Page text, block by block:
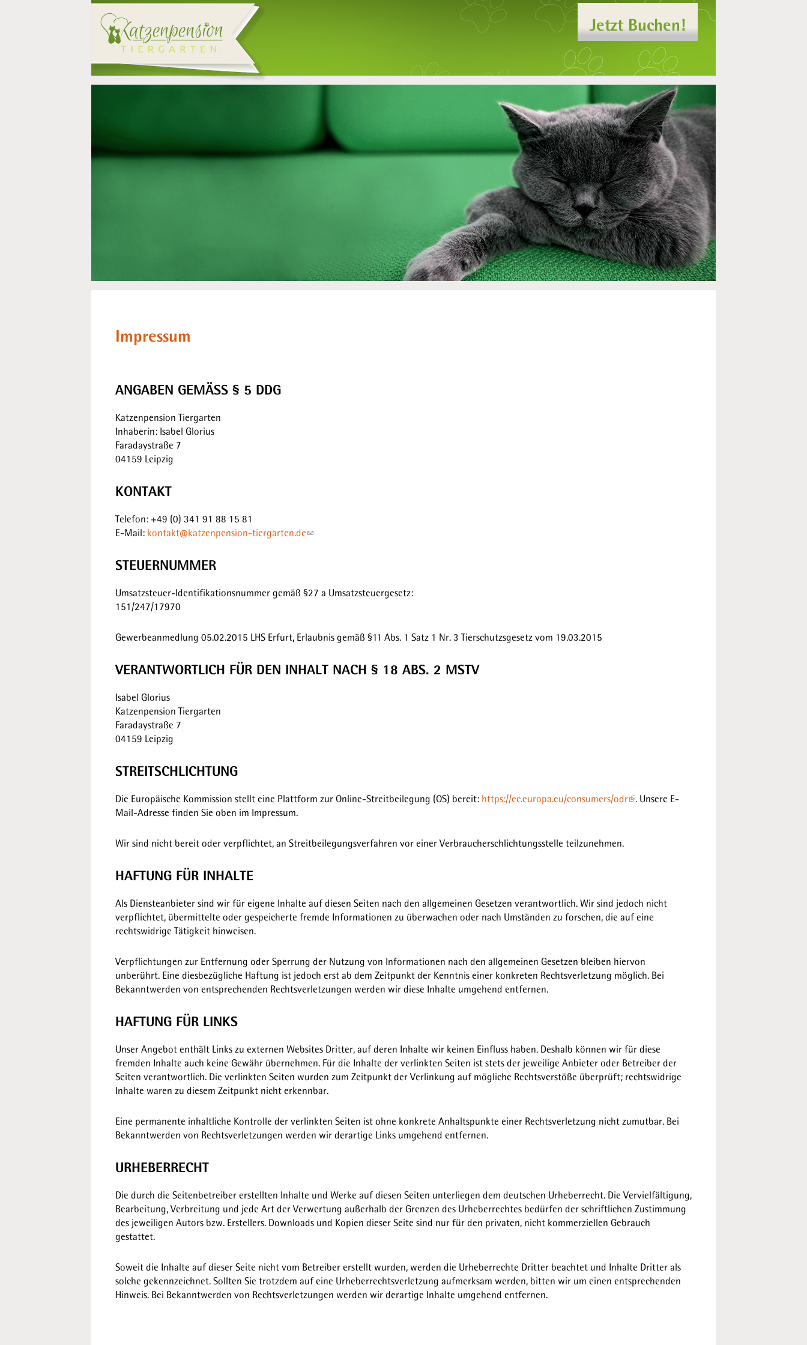
Jetzt Buchen!
Impressum
ANGABEN GEMÄSS § 5 DDG
Katzenpension Tiergarten
Inhaberin: Isabel Glorius
Faradaystraße 7
04159 Leipzig
KONTAKT
Telefon: +49 (0) 341 91 88 15 81
E-Mail: kontakt@katzenpension-tiergarten.de
STEUERNUMMER
Umsatzsteuer-Identifikationsnummer gemäß §27 a Umsatzsteuergesetz:
151/247/17970
Gewerbeanmedlung 05.02.2015 LHS Erfurt, Erlaubnis gemäß §11 Abs. 1 Satz 1 Nr. 3 Tierschutzsgesetz vom 19.03.2015
VERANTWORTLICH FÜR DEN INHALT NACH § 18 ABS. 2 MSTV
Isabel Glorius
Katzenpension Tiergarten
Faradaystraße 7
04159 Leipzig
STREITSCHLICHTUNG
Die Europäische Kommission stellt eine Plattform zur Online-Streitbeilegung (OS) bereit: https://ec.europa.eu/consumers/odr . Unsere E-
Mail-Adresse finden Sie oben im Impressum.
Wir sind nicht bereit oder verpflichtet, an Streitbeilegungsverfahren vor einer Verbraucherschlichtungsstelle teilzunehmen.
HAFTUNG FÜR INHALTE
Als Diensteanbieter sind wir für eigene Inhalte auf diesen Seiten nach den allgemeinen Gesetzen verantwortlich. Wir sind jedoch nicht
verpflichtet, übermittelte oder gespeicherte fremde Informationen zu überwachen oder nach Umständen zu forschen, die auf eine
rechtswidrige Tätigkeit hinweisen.
Verpflichtungen zur Entfernung oder Sperrung der Nutzung von Informationen nach den allgemeinen Gesetzen bleiben hiervon
unberührt. Eine diesbezügliche Haftung ist jedoch erst ab dem Zeitpunkt der Kenntnis einer konkreten Rechtsverletzung möglich. Bei
Bekanntwerden von entsprechenden Rechtsverletzungen werden wir diese Inhalte umgehend entfernen.
HAFTUNG FÜR LINKS
Unser Angebot enthält Links zu externen Websites Dritter, auf deren Inhalte wir keinen Einfluss haben. Deshalb können wir für diese
fremden Inhalte auch keine Gewähr übernehmen. Für die Inhalte der verlinkten Seiten ist stets der jeweilige Anbieter oder Betreiber der
Seiten verantwortlich. Die verlinkten Seiten wurden zum Zeitpunkt der Verlinkung auf mögliche Rechtsverstöße überprüft; rechtswidrige
Inhalte waren zu diesem Zeitpunkt nicht erkennbar.
Eine permanente inhaltliche Kontrolle der verlinkten Seiten ist ohne konkrete Anhaltspunkte einer Rechtsverletzung nicht zumutbar. Bei
Bekanntwerden von Rechtsverletzungen werden wir derartige Links umgehend entfernen.
URHEBERRECHT
Die durch die Seitenbetreiber erstellten Inhalte und Werke auf diesen Seiten unterliegen dem deutschen Urheberrecht. Die Vervielfältigung,
Bearbeitung, Verbreitung und jede Art der Verwertung außerhalb der Grenzen des Urheberrechtes bedürfen der schriftlichen Zustimmung
des jeweiligen Autors bzw. Erstellers. Downloads und Kopien dieser Seite sind nur für den privaten, nicht kommerziellen Gebrauch
gestattet.
Soweit die Inhalte auf dieser Seite nicht vom Betreiber erstellt wurden, werden die Urheberrechte Dritter beachtet und Inhalte Dritter als
solche gekennzeichnet. Sollten Sie trotzdem auf eine Urheberrechtsverletzung aufmerksam werden, bitten wir um einen entsprechenden
Hinweis. Bei Bekanntwerden von Rechtsverletzungen werden wir derartige Inhalte umgehend entfernen.